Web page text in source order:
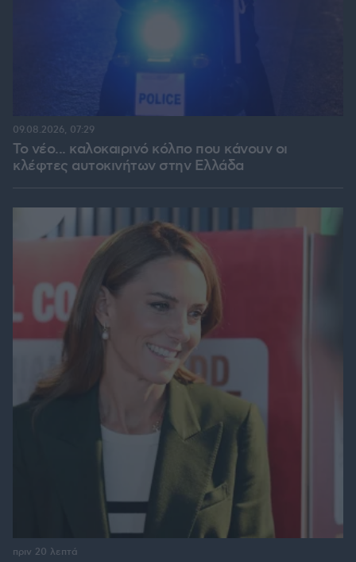
Το νέο... καλοκαιρινό κόλπο που κάνουν οι
κλέφτες αυτοκινήτων στην Ελλάδα
09.08.2026, 07:29
πριν 20 λεπτά